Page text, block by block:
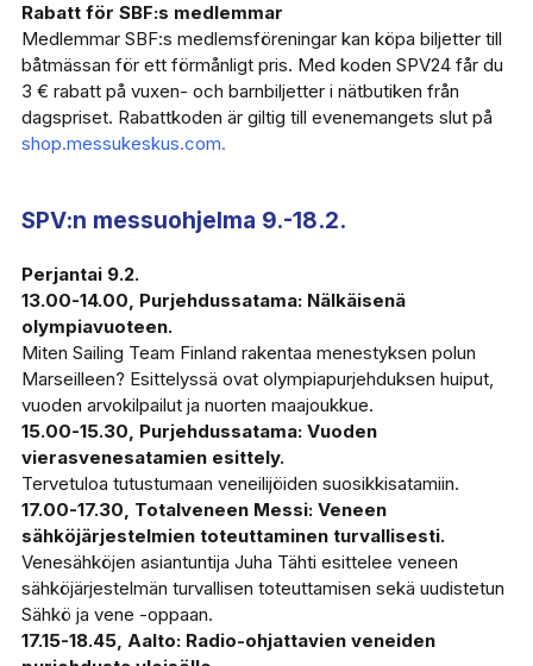
Rabatt för SBF:s medlemmar
Medlemmar SBF:s medlemsföreningar kan köpa biljetter till
båtmässan för ett förmånligt pris. Med koden SPV24 får du
3 € rabatt på vuxen- och barnbiljetter i nätbutiken från
dagspriset. Rabattkoden är giltig till evenemangets slut på
shop.messukeskus.com.
SPV:n messuohjelma 9.-18.2.
Perjantai 9.2.
13.00-14.00, Purjehdussatama: Nälkäisenä
olympiavuoteen.
Miten Sailing Team Finland rakentaa menestyksen polun
Marseilleen? Esittelyssä ovat olympiapurjehduksen huiput,
vuoden arvokilpailut ja nuorten maajoukkue.
15.00-15.30, Purjehdussatama: Vuoden
vierasvenesatamien esittely.
Tervetuloa tutustumaan veneilijöiden suosikkisatamiin.
17.00-17.30, Totalveneen Messi: Veneen
sähköjärjestelmien toteuttaminen turvallisesti.
Venesähköjen asiantuntija Juha Tähti esittelee veneen
sähköjärjestelmän turvallisen toteuttamisen sekä uudistetun
Sähkö ja vene -oppaan.
17.15-18.45, Aalto: Radio-ohjattavien veneiden